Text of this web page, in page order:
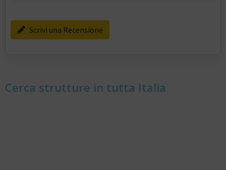
Scrivi una Recensione
Cerca strutture in tutta Italia